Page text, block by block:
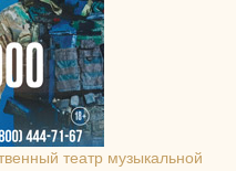
театр музыкальной